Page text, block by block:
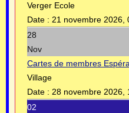
Verger Ecole
Date : 21 novembre 2026,
28
Nov
Cartes de membres
Village
Date : 28 novembre 2026,
02